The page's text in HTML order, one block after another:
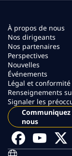
À propos de nous
Nos dirigeants
Nos partenaires
Perspectives
Nouvelles
Événements
Légal et conformité
Renseignements
Signaler les
Communiquez
nous